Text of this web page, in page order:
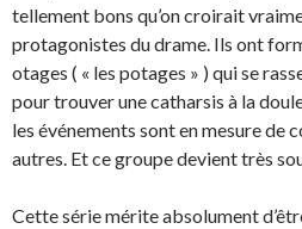
tellement bons qu’on croirait
protagonistes du drame. Ils ont
otages ( « les potages » ) qui se
pour trouver une catharsis à la
les événements sont en mesure de
autres. Et ce groupe devient très
Cette série mérite absolument